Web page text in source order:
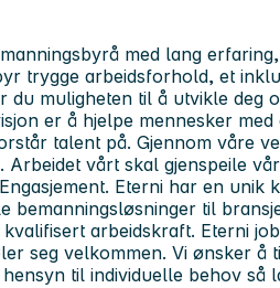
med lang
trygge arbeidsforhold, et
du muligheten til å utvikle deg
er å hjelpe mennesker
talent på. Gjennom våre
vårt skal gjenspeile
Eterni har en unik
bemanningsløsninger til
arbeidskraft. Eterni
seg velkommen. Vi ønsker å
til individuelle behov så